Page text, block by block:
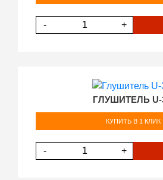
- +
ГЛУШИТЕЛЬ U-
КУПИТЬ В 1 КЛИК
- +